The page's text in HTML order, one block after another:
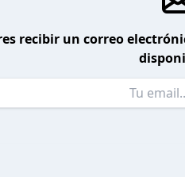
recibir un correo